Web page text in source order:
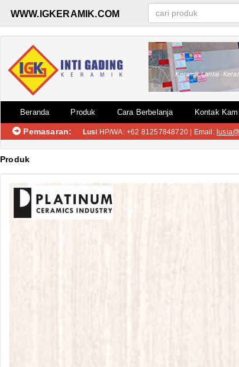
WWW.IGKERAMIK.COM
Keramik Lantai
Beranda Produk Cara Berbelanja Kontak Kami
Pemasaran: Lusi HP/WA: +62 81257848720 | Email:
Produk